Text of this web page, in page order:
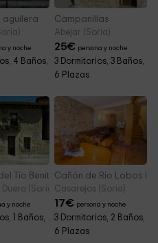
aguilera
y noche
4 Baños,
Campanillas
Abejar (Soria)
25€ persona y noche
3 Dormitorios, 3 Baños,
6 Plazas
Tío Benito 3H
Duero (Soria)
y noche
1 Baños,
Cañón de Río Lobos II
Casarejos (Soria)
17€ persona y noche
3 Dormitorios, 2 Baños,
6 Plazas